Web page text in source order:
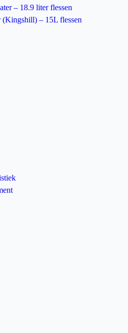
– 18.9 liter flessen
(Kingshill) – 15L flessen